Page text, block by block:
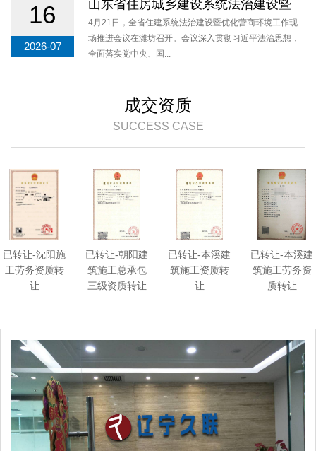
16
2026-07
4月21日，全省住建系统法治建设暨优化营商环境工作现
场推进会议在潍坊召开。会议深入贯彻习近平法治思想，
全面落实党中央、国...
成交资质
SUCCESS CASE
已转让-沈阳施
工劳务资质转
让
已转让-朝阳建
筑施工总承包
三级资质转让
已转让-本溪建
筑施工资质转
让
已转让-本溪建
筑施工劳务资
质转让